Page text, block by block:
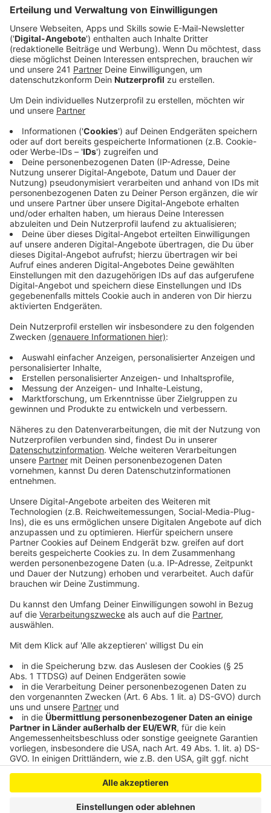
Anzeige
Anzeige
Da es weiterhin zu wenig Busfahrer gibt, werden die
Schnellbus-Linien 27, 28 und 29 eingestellt und durch
vorhandene Verbindungen aufgefangen. Dadurch will
die wupsi Busausfälle verringern und den Fahrgästen
mehr Planungssicherheit bieten. Es gibt aber auch
Verdichtungen: So ist die 250 ab Anfang Januar als
Schnellbus unterwegs und fährt in den Stoßzeiten
häufiger nach Köln.
Anzeige
Neue Haltestellen-Namen
Anzeige
Außerdem werden einige Haltestellen umbenannt. Die
beispielsweise künftig „Augustastraße“ heißen. Der
Weihnachtsferien ab dem 8. Januar in Kraft.
Anzeige
Weitere Meldungen aus Leverkusen
Anzeige
Leverkusener Ärztesprecher: Kritik an Politik
Kabel beschädigt: Große Teile von Wiesdorf ohne
Strom
Anzeige
Anzeige